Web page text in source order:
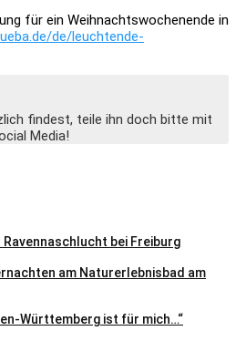
für ein Weihnachtswochenende in
de/leuchtende-
findest, teile ihn doch bitte mit
Media!
bei Freiburg
am Naturerlebnisbad am
Württemberg ist für mich…“